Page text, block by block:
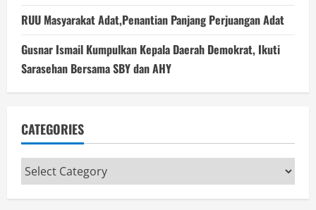
RUU Masyarakat Adat,Penantian Panjang Perjuangan Adat
Gusnar Ismail Kumpulkan Kepala Daerah Demokrat, Ikuti
Sarasehan Bersama SBY dan AHY
CATEGORIES
Categories